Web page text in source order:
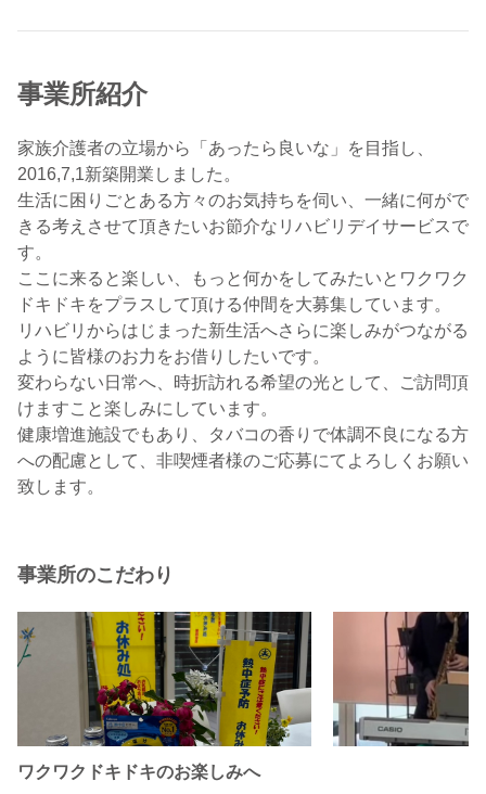
事業所紹介
家族介護者の立場から「あったら良いな」を目指し、
2016,7,1新築開業しました。
生活に困りごとある方々のお気持ちを伺い、一緒に何がで
きる考えさせて頂きたいお節介なリハビリデイサービスで
す。
ここに来ると楽しい、もっと何かをしてみたいとワクワク
ドキドキをプラスして頂ける仲間を大募集しています。
リハビリからはじまった新生活へさらに楽しみがつながる
ように皆様のお力をお借りしたいです。
変わらない日常へ、時折訪れる希望の光として、ご訪問頂
けますこと楽しみにしています。
健康増進施設でもあり、タバコの香りで体調不良になる方
への配慮として、非喫煙者様のご応募にてよろしくお願い
致します。
事業所のこだわり
ワクワクドキドキのお楽しみへ